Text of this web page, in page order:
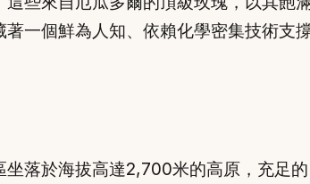
一個鮮為人知、依賴化學密集技術支
落於海拔高達2,700米的高原，充足